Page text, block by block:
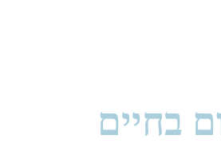
בחיים